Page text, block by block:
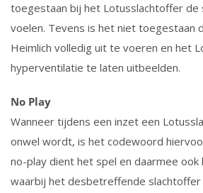
toegestaan bij het Lotusslachtoffer de
voelen. Tevens is het niet toegestaan
Heimlich volledig uit te voeren en het
hyperventilatie te laten uitbeelden.
No Play
Wanneer tijdens een inzet een
onwel wordt, is het codewoord
no-play dient het spel en daarmee ook
waarbij het desbetreffende